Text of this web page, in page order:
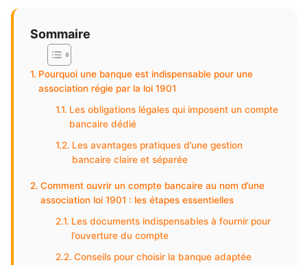
Sommaire
Pourquoi une banque est indispensable pour une
association régie par la loi 1901
Les obligations légales qui imposent un compte
bancaire dédié
Les avantages pratiques d’une gestion
bancaire claire et séparée
Comment ouvrir un compte bancaire au nom d’une
association loi 1901 : les étapes essentielles
Les documents indispensables à fournir pour
l’ouverture du compte
Conseils pour choisir la banque adaptée